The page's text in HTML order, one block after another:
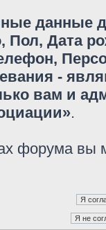
данные
Дата
-
вам и
.
форума вы